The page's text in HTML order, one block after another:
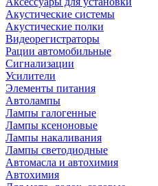
Акустические системы
Акустические полки
Видеорегистраторы
Рации автомобильные
Сигнализации
Усилители
Элементы питания
Автолампы
Лампы галогенные
Лампы ксеноновые
Лампы накаливания
Лампы светодиодные
Автомасла и автохимия
Автохимия